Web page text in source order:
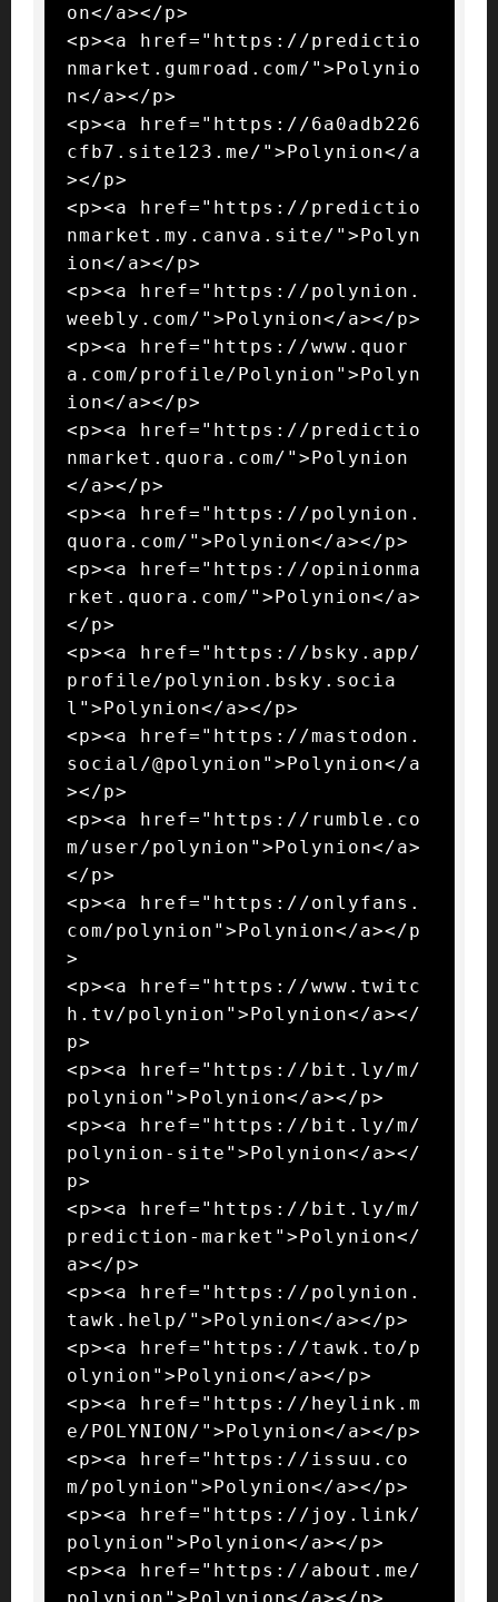
on</a></p>
<p><a href="https://predictio
nmarket.gumroad.com/">Polynio
n</a></p>
<p><a href="https://6a0adb226
cfb7.site123.me/">Polynion</a
></p>
<p><a href="https://predictio
nmarket.my.canva.site/">Polyn
ion</a></p>
<p><a href="https://polynion.
weebly.com/">Polynion</a></p>
<p><a href="https://www.quor
a.com/profile/Polynion">Polyn
ion</a></p>
<p><a href="https://predictio
nmarket.quora.com/">Polynion
</a></p>
<p><a href="https://polynion.
quora.com/">Polynion</a></p>
<p><a href="https://opinionma
rket.quora.com/">Polynion</a>
</p>
<p><a href="https://bsky.app/
profile/polynion.bsky.socia
l">Polynion</a></p>
<p><a href="https://mastodon.
social/@polynion">Polynion</a
></p>
<p><a href="https://rumble.co
m/user/polynion">Polynion</a>
</p>
<p><a href="https://onlyfans.
com/polynion">Polynion</a></p
>
<p><a href="https://www.twitc
h.tv/polynion">Polynion</a></
p>
<p><a href="https://bit.ly/m/
polynion">Polynion</a></p>
<p><a href="https://bit.ly/m/
polynion-site">Polynion</a></
p>
<p><a href="https://bit.ly/m/
prediction-market">Polynion</
a></p>
<p><a href="https://polynion.
tawk.help/">Polynion</a></p>
<p><a href="https://tawk.to/p
olynion">Polynion</a></p>
<p><a href="https://heylink.m
e/POLYNION/">Polynion</a></p>
<p><a href="https://issuu.co
m/polynion">Polynion</a></p>
<p><a href="https://joy.link/
polynion">Polynion</a></p>
<p><a href="https://about.me/